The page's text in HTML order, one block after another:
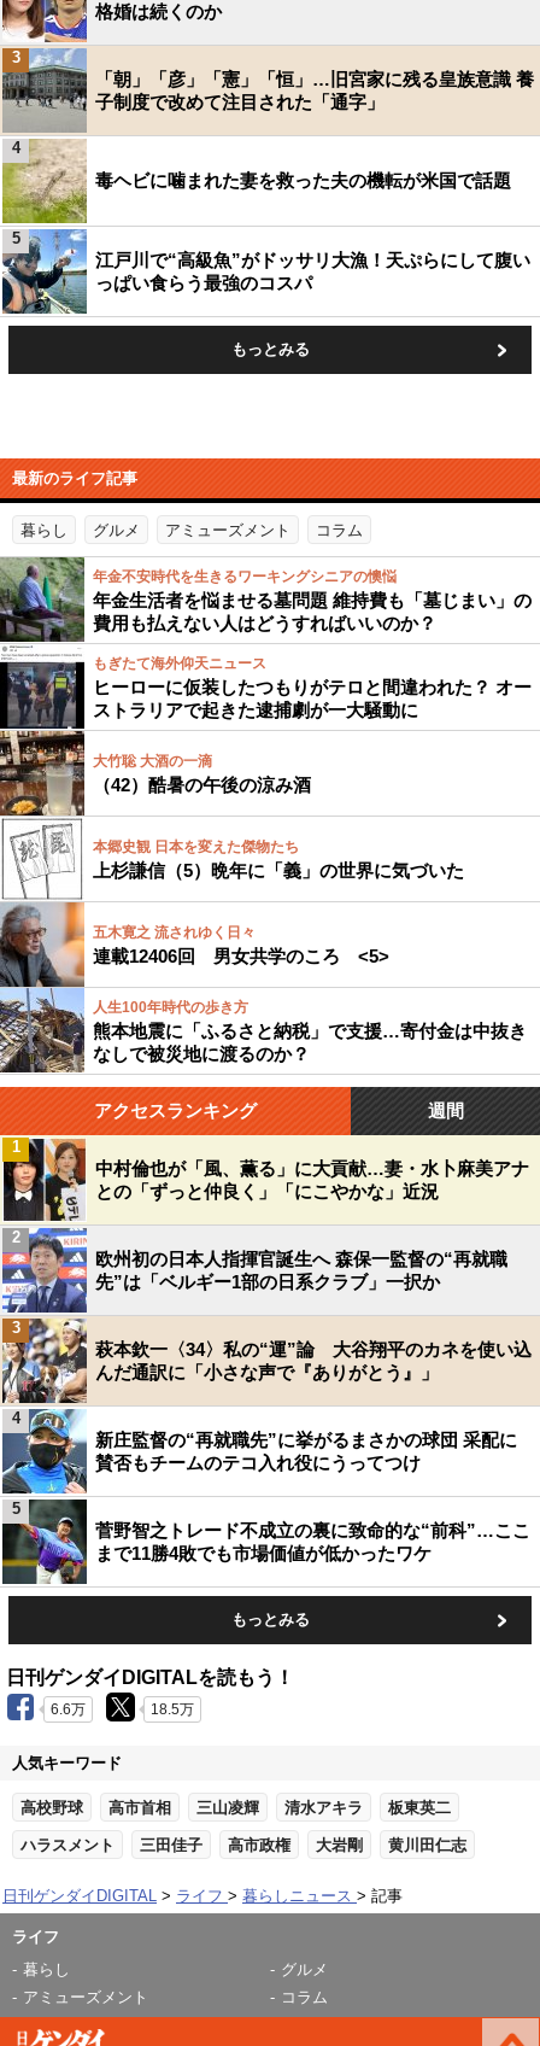
格婚は続くのか
「朝」「彦」「憲」「恒」…旧宮家に残る皇族意識 養
子制度で改めて注目された「通字」
3
毒ヘビに噛まれた妻を救った夫の機転が米国で話題
4
江戸川で“高級魚”がドッサリ大漁！天ぷらにして腹い
っぱい食らう最強のコスパ
5
もっとみる
最新のライフ記事
暮らし グルメ アミューズメント コラム
年金不安時代を生きるワーキングシニアの懊悩
年金生活者を悩ませる墓問題 維持費も「墓じまい」の
費用も払えない人はどうすればいいのか？
もぎたて海外仰天ニュース
ヒーローに仮装したつもりがテロと間違われた？ オー
ストラリアで起きた逮捕劇が一大騒動に
大竹聡 大酒の一滴
（42）酷暑の午後の涼み酒
本郷史観 日本を変えた傑物たち
上杉謙信（5）晩年に「義」の世界に気づいた
五木寛之 流されゆく日々
連載12406回 男女共学のころ <5>
人生100年時代の歩き方
熊本地震に「ふるさと納税」で支援…寄付金は中抜き
なしで被災地に渡るのか？
アクセスランキング 週間
中村倫也が「風、薫る」に大貢献…妻・水卜麻美アナ
との「ずっと仲良く」「にこやかな」近況
1
欧州初の日本人指揮官誕生へ 森保一監督の“再就職
先”は「ベルギー1部の日系クラブ」一択か
2
萩本欽一〈34〉私の“運”論 大谷翔平のカネを使い込
んだ通訳に「小さな声で『ありがとう』」
3
新庄監督の“再就職先”に挙がるまさかの球団 采配に
賛否もチームのテコ入れ役にうってつけ
4
菅野智之トレード不成立の裏に致命的な“前科”…ここ
まで11勝4敗でも市場価値が低かったワケ
5
もっとみる
日刊ゲンダイDIGITALを読もう！
6.6万 18.5万
人気キーワード
高校野球 高市首相 三山凌輝 清水アキラ 板東英二
ハラスメント 三田佳子 高市政権 大岩剛 黄川田仁志
日刊ゲンダイDIGITAL ライフ 暮らしニュース 記事
ライフ
暮らし
グルメ
アミューズメント
コラム